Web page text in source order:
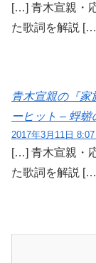
[…] 青木宣親・
た歌詞を解説
青木宣親の『家
ーヒット – 蜉蝣
2017年3月11日 8:07
[…] 青木宣親・
た歌詞を解説